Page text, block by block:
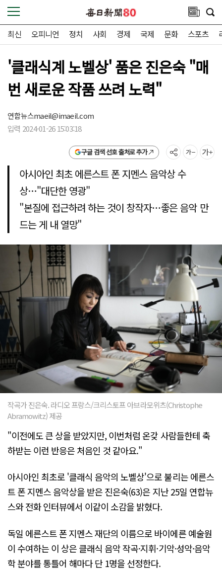
최신 오피니언 정치 사회 경제 국제 문화 스포츠
'클래식계 노벨상' 품은 진은숙 "매
번 새로운 작품 쓰려 노력"
연합뉴스maeil@imaeil.com
입력 2024-01-26 15:03:18
구글 검색 선호 출처로 추가
아시아인 최초 에른스트 폰 지멘스 음악상 수
상…"대단한 영광"
"본질에 접근하려 하는 것이 창작자…좋은 음악 만
드는 게 내 열망"
작곡가 진은숙. 라디오 프랑스/크리스토프 아브라모위츠(Christophe
Abramowitz) 제공
"이전에도 큰 상을 받았지만, 이번처럼 온갖 사람들한테 축
하받는 이런 반응은 처음인 것 같아요."
아시아인 최초로 '클래식 음악의 노벨상'으로 불리는 에른스
트 폰 지멘스 음악상을 받은 진은숙(63)은 지난 25일 연합뉴
스와 전화 인터뷰에서 이같이 소감을 밝혔다.
독일 에른스트 폰 지멘스 재단의 이름으로 바이에른 예술원
이 수여하는 이 상은 클래식 음악 작곡·지휘·기악·성악·음악
학 분야를 통틀어 해마다 단 1명을 선정한다.